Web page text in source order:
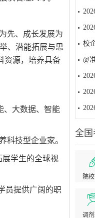
全国
院
调
先、成长发展为
、潜能拓展与思
资源，培养具备
、大数据、智能
科技型企业家。
展学生的全球视
员提供广阔的职